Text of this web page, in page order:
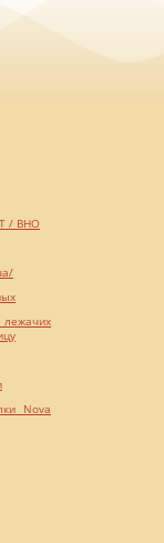
/ ВНО
Nova